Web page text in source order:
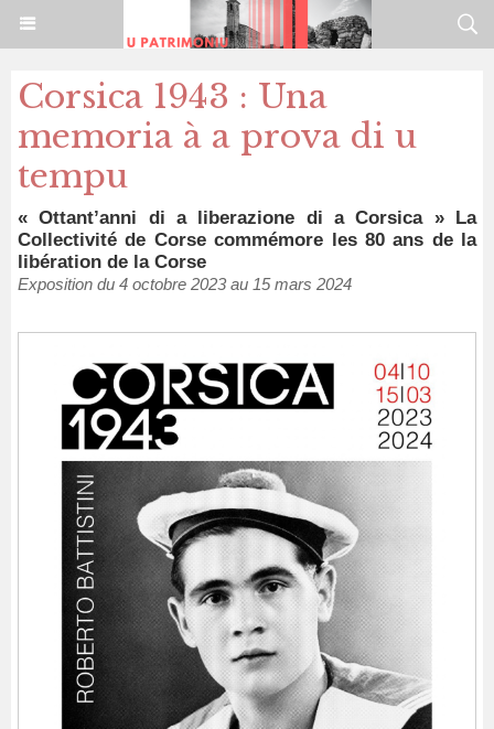
Corsica 1943 : Una
memoria à a prova di u
tempu
« Ottant’anni di a liberazione di a Corsica » La
Collectivité de Corse commémore les 80 ans de la
libération de la Corse
Exposition du 4 octobre 2023 au 15 mars 2024